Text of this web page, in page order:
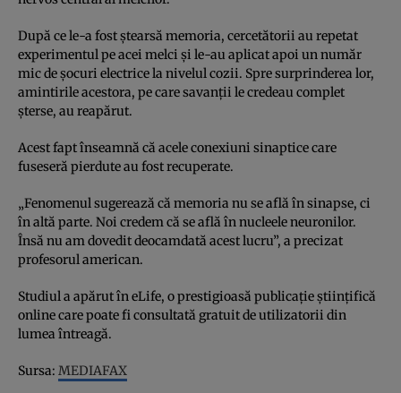
După ce le-a fost ştearsă memoria, cercetătorii au repetat
experimentul pe acei melci şi le-au aplicat apoi un număr
mic de şocuri electrice la nivelul cozii. Spre surprinderea lor,
amintirile acestora, pe care savanţii le credeau complet
şterse, au reapărut.
Acest fapt înseamnă că acele conexiuni sinaptice care
fuseseră pierdute au fost recuperate.
„Fenomenul sugerează că memoria nu se află în sinapse, ci
în altă parte. Noi credem că se află în nucleele neuronilor.
Însă nu am dovedit deocamdată acest lucru”, a precizat
profesorul american.
Studiul a apărut în eLife, o prestigioasă publicaţie ştiinţifică
online care poate fi consultată gratuit de utilizatorii din
lumea întreagă.
Sursa: MEDIAFAX